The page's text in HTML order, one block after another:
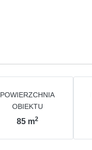
POWIERZCHNIA
OBIEKTU
85 m2